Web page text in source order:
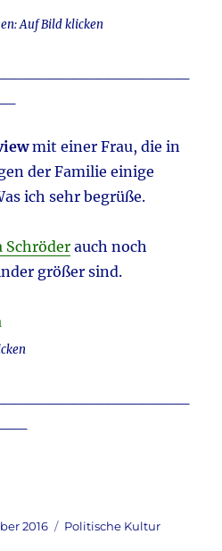
Auf Bild klicken
mit einer Frau, die in
der Familie einige
ich sehr begrüße.
Schröder auch noch
größer sind.
2016 Kategorien
Politische Kultur